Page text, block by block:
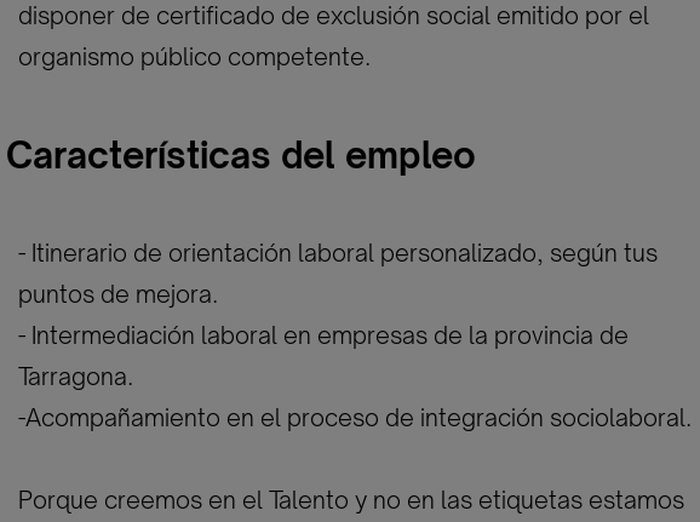
disponer de certificado de exclusión social emitido por el
organismo público competente.
Características del empleo
- Itinerario de orientación laboral personalizado, según tus
puntos de mejora.
- Intermediación laboral en empresas de la provincia de
Tarragona.
-Acompañamiento en el proceso de integración sociolaboral.
Porque creemos en el Talento y no en las etiquetas estamos